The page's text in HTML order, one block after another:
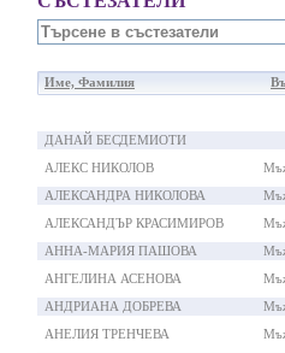
Име, Фамилия
ДАНАЙ БЕСДЕМИОТИ
АЛЕКС НИКОЛОВ
АЛЕКСАНДРА НИКОЛОВА
АЛЕКСАНДЪР КРАСИМИРОВ
АННА-МАРИЯ ПАШОВА
АНГЕЛИНА АСЕНОВА
АНДРИАНА ДОБРЕВА
АНЕЛИЯ ТРЕНЧЕВА